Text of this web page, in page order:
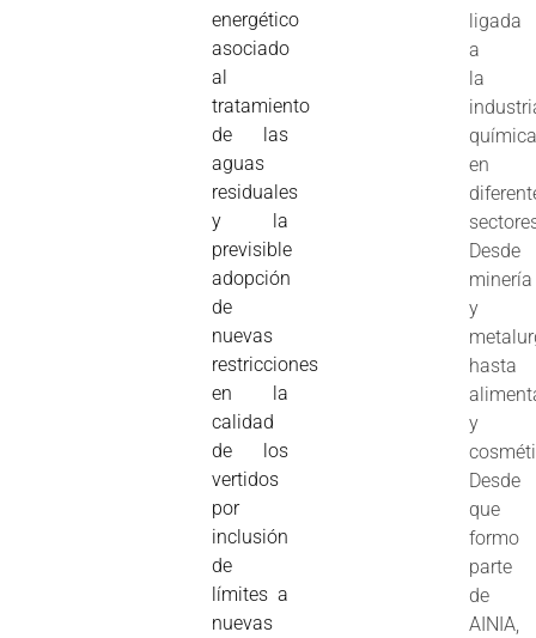
energético
asociado
al
tratamiento
de las
aguas
residuales
y la
previsible
adopción
de
nuevas
restricciones
en la
calidad
de los
vertidos
por
inclusión
de
límites a
nuevas
ligada
a
la
en
Desde
minería
y
hasta
y
Desde
que
formo
parte
de
AINIA,